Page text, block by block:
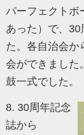
パーフェクトボ
あった）で、30
た。各自治会か
会ができました
鼓一式でした。
8. 30周年記念
誌から